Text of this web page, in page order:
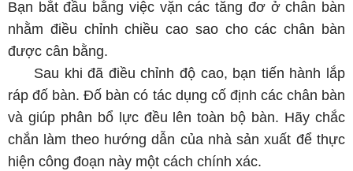
Bạn bắt đầu bằng việc vặn các tăng đơ ở chân bàn
nhằm điều chỉnh chiều cao sao cho các chân bàn
được cân bằng.
Sau khi đã điều chỉnh độ cao, bạn tiến hành lắp
ráp đố bàn. Đố bàn có tác dụng cố định các chân bàn
và giúp phân bổ lực đều lên toàn bộ bàn. Hãy chắc
chắn làm theo hướng dẫn của nhà sản xuất để thực
hiện công đoạn này một cách chính xác.